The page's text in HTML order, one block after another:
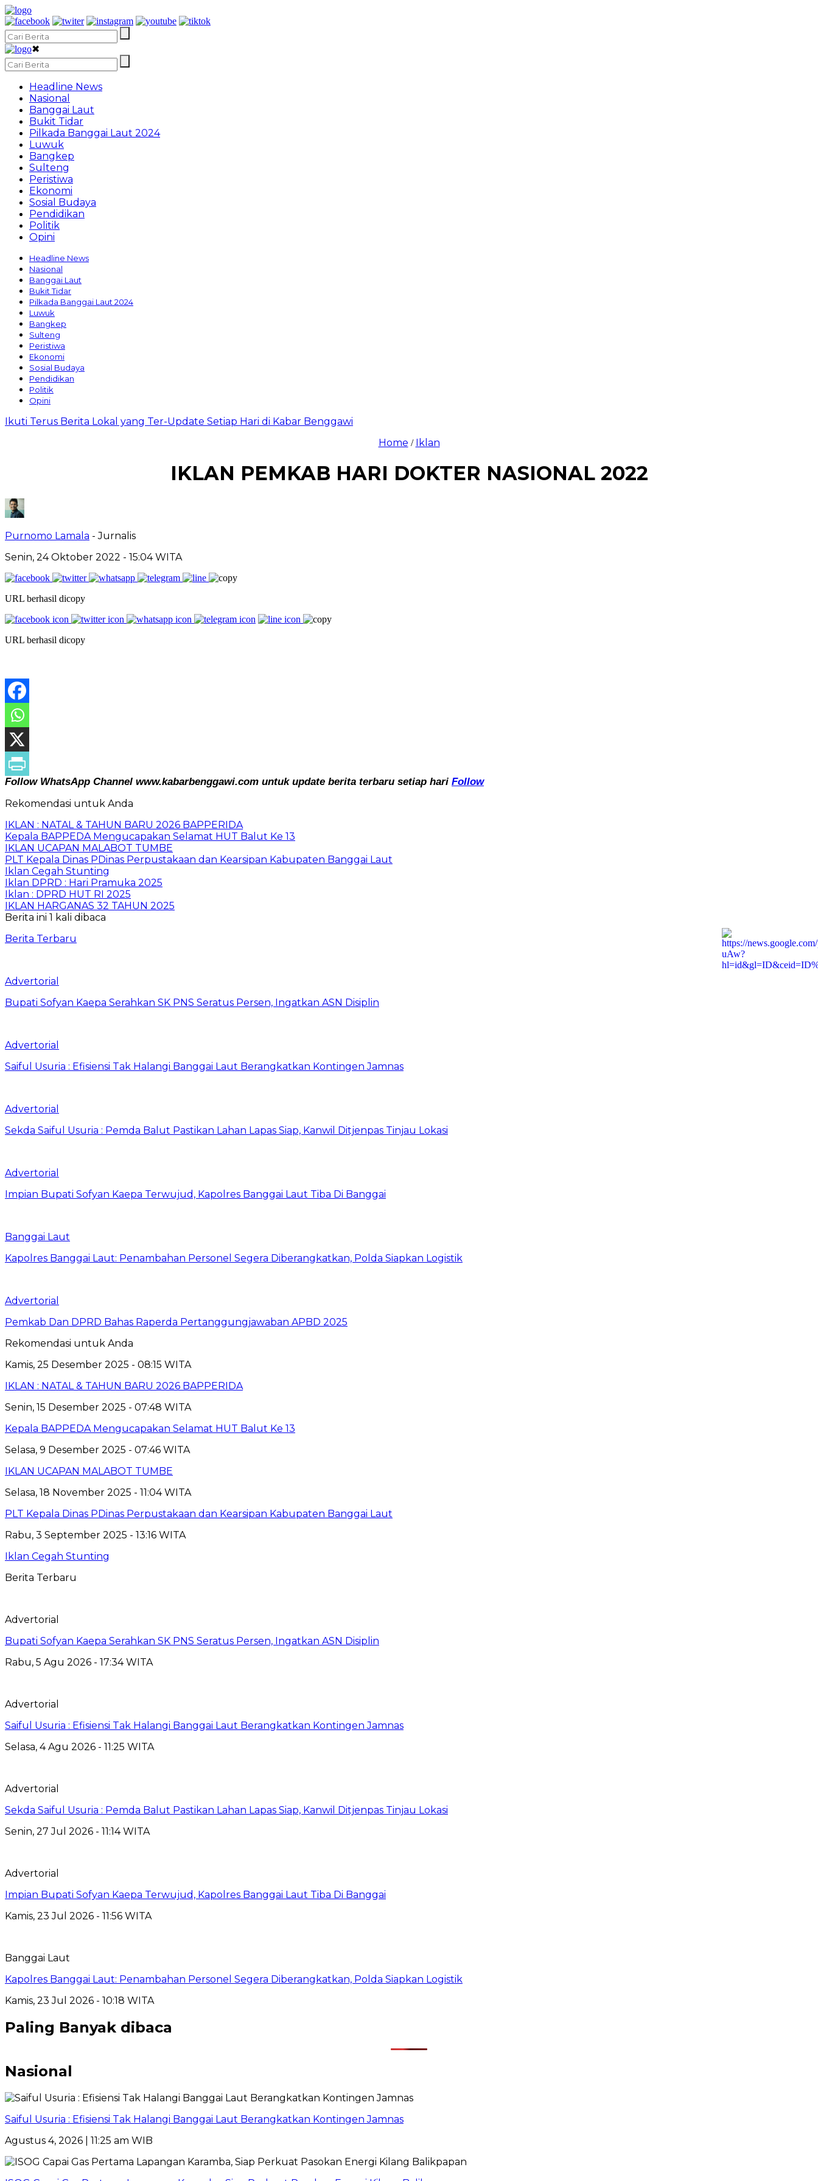
✖
Headline News
Nasional
Banggai Laut
Bukit Tidar
Pilkada Banggai Laut 2024
Luwuk
Bangkep
Sulteng
Peristiwa
Ekonomi
Sosial Budaya
Pendidikan
Politik
Opini
Headline News
Nasional
Banggai Laut
Bukit Tidar
Pilkada Banggai Laut 2024
Luwuk
Bangkep
Sulteng
Peristiwa
Ekonomi
Sosial Budaya
Pendidikan
Politik
Opini
Ikuti Terus Berita Lokal yang Ter-Update Setiap Hari di Kabar Benggawi
Home / Iklan
IKLAN PEMKAB HARI DOKTER NASIONAL 2022
Purnomo Lamala - Jurnalis
Senin, 24 Oktober 2022 - 15:04 WITA
URL berhasil dicopy
URL berhasil dicopy
Follow WhatsApp Channel www.kabarbenggawi.com untuk update berita terbaru setiap hari Follow
Rekomendasi untuk Anda
IKLAN : NATAL & TAHUN BARU 2026 BAPPERIDA
Kepala BAPPEDA Mengucapakan Selamat HUT Balut Ke 13
IKLAN UCAPAN MALABOT TUMBE
PLT Kepala Dinas PDinas Perpustakaan dan Kearsipan Kabupaten Banggai Laut
Iklan Cegah Stunting
Iklan DPRD : Hari Pramuka 2025
Iklan : DPRD HUT RI 2025
IKLAN HARGANAS 32 TAHUN 2025
Berita ini 1 kali dibaca
Berita Terbaru
Advertorial
Bupati Sofyan Kaepa Serahkan SK PNS Seratus Persen, Ingatkan ASN Disiplin
Advertorial
Saiful Usuria : Efisiensi Tak Halangi Banggai Laut Berangkatkan Kontingen Jamnas
Advertorial
Sekda Saiful Usuria : Pemda Balut Pastikan Lahan Lapas Siap, Kanwil Ditjenpas Tinjau Lokasi
Advertorial
Impian Bupati Sofyan Kaepa Terwujud, Kapolres Banggai Laut Tiba Di Banggai
Banggai Laut
Kapolres Banggai Laut: Penambahan Personel Segera Diberangkatkan, Polda Siapkan Logistik
Advertorial
Pemkab Dan DPRD Bahas Raperda Pertanggungjawaban APBD 2025
Rekomendasi untuk Anda
Kamis, 25 Desember 2025 - 08:15 WITA
IKLAN : NATAL & TAHUN BARU 2026 BAPPERIDA
Senin, 15 Desember 2025 - 07:48 WITA
Kepala BAPPEDA Mengucapakan Selamat HUT Balut Ke 13
Selasa, 9 Desember 2025 - 07:46 WITA
IKLAN UCAPAN MALABOT TUMBE
Selasa, 18 November 2025 - 11:04 WITA
PLT Kepala Dinas PDinas Perpustakaan dan Kearsipan Kabupaten Banggai Laut
Rabu, 3 September 2025 - 13:16 WITA
Iklan Cegah Stunting
Berita Terbaru
Advertorial
Bupati Sofyan Kaepa Serahkan SK PNS Seratus Persen, Ingatkan ASN Disiplin
Rabu, 5 Agu 2026 - 17:34 WITA
Advertorial
Saiful Usuria : Efisiensi Tak Halangi Banggai Laut Berangkatkan Kontingen Jamnas
Selasa, 4 Agu 2026 - 11:25 WITA
Advertorial
Sekda Saiful Usuria : Pemda Balut Pastikan Lahan Lapas Siap, Kanwil Ditjenpas Tinjau Lokasi
Senin, 27 Jul 2026 - 11:14 WITA
Advertorial
Impian Bupati Sofyan Kaepa Terwujud, Kapolres Banggai Laut Tiba Di Banggai
Kamis, 23 Jul 2026 - 11:56 WITA
Banggai Laut
Kapolres Banggai Laut: Penambahan Personel Segera Diberangkatkan, Polda Siapkan Logistik
Kamis, 23 Jul 2026 - 10:18 WITA
Paling Banyak dibaca
Nasional
Saiful Usuria : Efisiensi Tak Halangi Banggai Laut Berangkatkan Kontingen Jamnas
Agustus 4, 2026 | 11:25 am WIB